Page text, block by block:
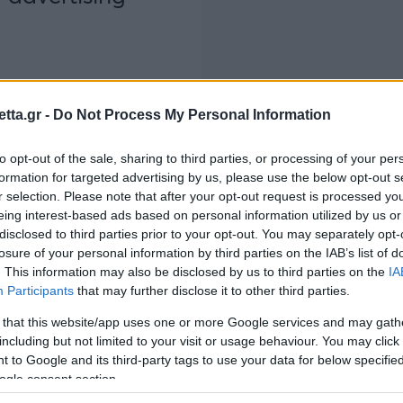
- Do Not Process My Personal Information
opt-out of the sale, sharing to third parties, or processing of your
for targeted advertising by us, please use the below opt-out
selection. Please note that after your opt-out request is processed
interest-based ads based on personal information utilized by us
to third parties prior to your opt-out. You may separately
of your personal information by third parties on the IAB’s list of
This information may also be disclosed by us to third parties on the
Participants that may further disclose it to other third parties.
that this website/app uses one or more Google services and may
but not limited to your visit or usage behaviour. You may
to Google and its third-party tags to use your data for below
consent section.
της, ελπίζοντας πως ο αγώνας αυτός ήταν το
. Παράλληλα, η ίδια είπε λίγα λόγια για την
της σταGrand Slam.
ήταν το night session. Ήταν πραγματικά
η σωστή κίνηση. Η ατμόσφαιρα και η προσοχή που